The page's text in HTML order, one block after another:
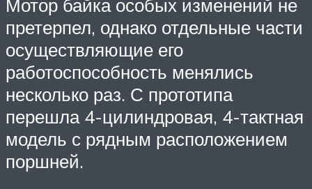
Мотор байка особых изменений не
претерпел, однако отдельные части
осуществляющие его
работоспособность менялись
несколько раз. С прототипа
перешла 4-цилиндровая, 4-тактная
модель с рядным расположением
поршней.